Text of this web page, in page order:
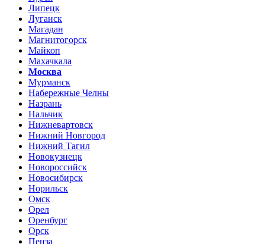
Липецк
Луганск
Магадан
Магнитогорск
Майкоп
Махачкала
Москва
Мурманск
Набережные Челны
Назрань
Нальчик
Нижневартовск
Нижний Новгород
Нижний Тагил
Новокузнецк
Новороссийск
Новосибирск
Норильск
Омск
Орел
Оренбург
Орск
Пенза